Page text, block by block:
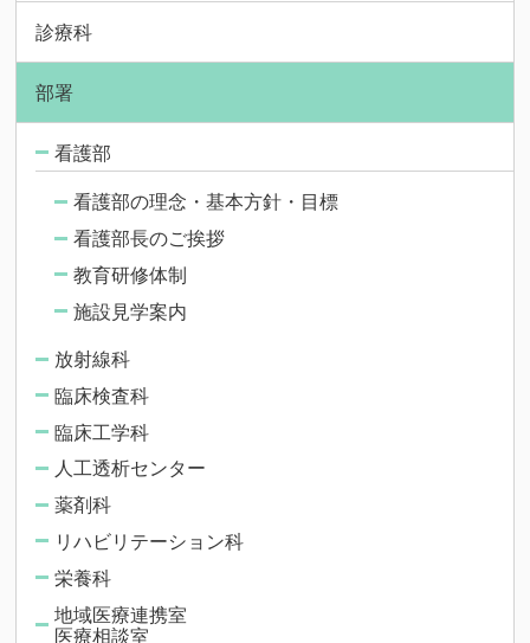
診療科
部署
看護部
看護部の理念・基本方針・目標
看護部長のご挨拶
教育研修体制
施設見学案内
放射線科
臨床検査科
臨床工学科
人工透析センター
薬剤科
リハビリテーション科
栄養科
地域医療連携室
医療相談室